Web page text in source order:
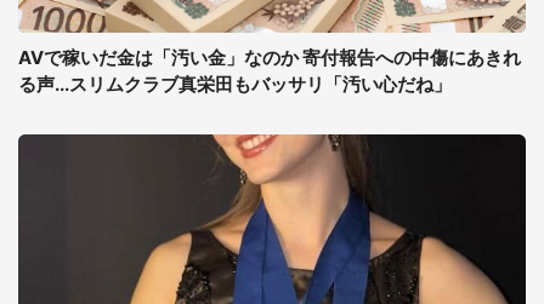
AVで稼いだ金は「汚い金」なのか 寄付報告への中傷にあきれ
る声...スリムクラブ真栄田もバッサリ「汚い心だね」